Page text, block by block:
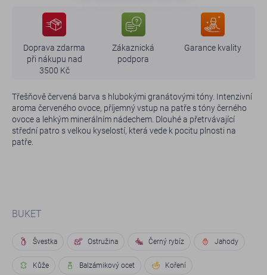
Doprava zdarma
při nákupu nad
3500 Kč
Zákaznická
podpora
Garance kvality
Třešňově červená barva s hlubokými granátovými tóny. Intenzivní
aroma červeného ovoce, příjemný vstup na patře s tóny černého
ovoce a lehkým minerálním nádechem. Dlouhé a přetrvávající
střední patro s velkou kyselostí, která vede k pocitu plnosti na
patře.
BUKET
Švestka Ostružina Černý rybíz Jahody
Kůže Balzámikový ocet Koření